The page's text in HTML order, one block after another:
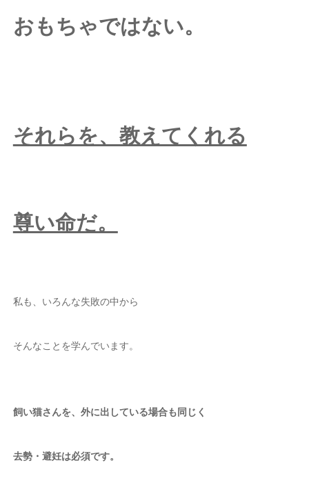
おもちゃではない。
それらを、教えてくれる
尊い命だ。
私も、いろんな失敗の中から
そんなことを学んでいます。
飼い猫さんを、外に出している場合も同じく
去勢・避妊は必須です。